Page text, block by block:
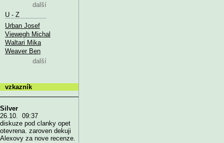
další
U - Z
Urban Josef
Viewegh Michal
Waltari Mika
Weaver Ben
další
vzkazník
Silver
26.10. 09:37
diskuze pod clanky opet
otevrena. zaroven dekuji
Alexovy za nove recenze.